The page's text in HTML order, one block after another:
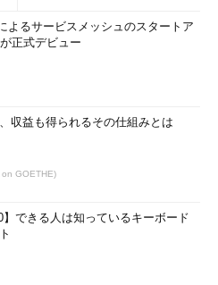
よるサービスメッシュのスタートア
正式デビュー
収益も得られるその仕組みとは
on GOETHE)
】できる人は知っているキーボード